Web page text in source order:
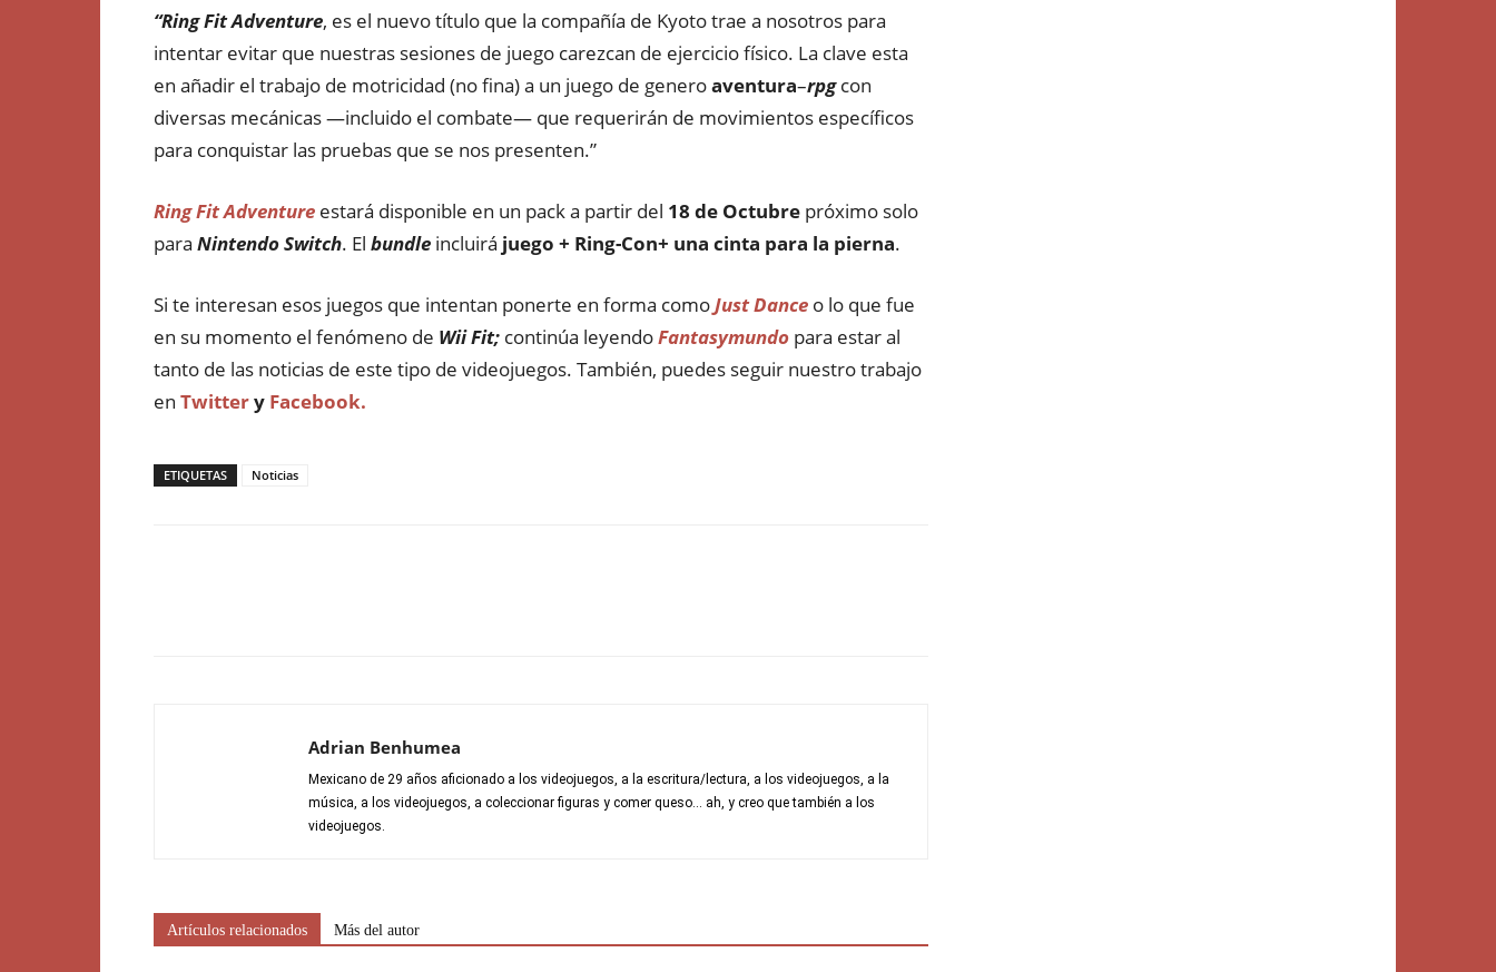
“Ring Fit Adventure, es el nuevo título que la compañía de Kyoto trae a nosotros para
intentar evitar que nuestras sesiones de juego carezcan de ejercicio físico. La clave esta
en añadir el trabajo de motricidad (no fina) a un juego de generoaventura–rpgcon
diversas mecánicas —incluido el combate— que requerirán de movimientos específicos
para conquistar las pruebas que se nos presenten.”
Ring Fit Adventure estará disponible en un pack a partir del 18 de Octubre próximo solo
para Nintendo Switch. El bundle incluirá juego + Ring-Con+ una cinta para la pierna.
Si te interesan esos juegos que intentan ponerte en forma comoJust Dance o lo que fue
en su momento el fenómeno de Wii Fit; continúa leyendoFantasymundo para estar al
tanto de las noticias de este tipo de videojuegos. También, puedes seguir nuestro trabajo
en Twittery Facebook.
ETIQUETAS Noticias
Adrian Benhumea
Mexicano de 29 años aficionado a los videojuegos, a la escritura/lectura, a los videojuegos, a la
música, a los videojuegos, a coleccionar figuras y comer queso... ah, y creo que también a los
videojuegos.
Artículos relacionados Más del autor